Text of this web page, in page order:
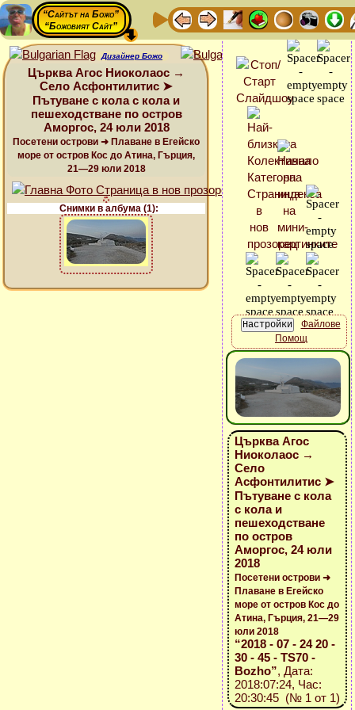
“Сайтът на Божо”
“Божовият Сайт”
Дизайнер Божо
Църква Агос Ниоколаос →
Село Асфонтилитис ➤
Пътуване с кола с кола и
пешеходстване по остров
Аморгос, 24 юли 2018
Посетени острови ➜ Плаване в Егейско
море от остров Кос до Атина, Гърция,
21—29 юли 2018
Снимки в албума (1):
Файлове
Помощ
Църква Агос
Ниоколаос →
Село
Асфонтилитис ➤
Пътуване с кола
с кола и
пешеходстване
по остров
Аморгос, 24 юли
2018
Посетени острови ➜
Плаване в Егейско
море от остров Кос до
Атина, Гърция, 21—29
юли 2018
“2018 - 07 - 24 20 -
30 - 45 - TS70 -
Bozho”, Дата:
2018:07:24, Час:
20:30:45 (№ 1 от 1)